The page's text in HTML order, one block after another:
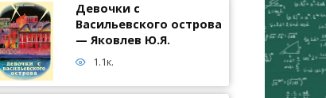
Девочки с
Васильевского острова
— Яковлев Ю.Я.
1.1к.